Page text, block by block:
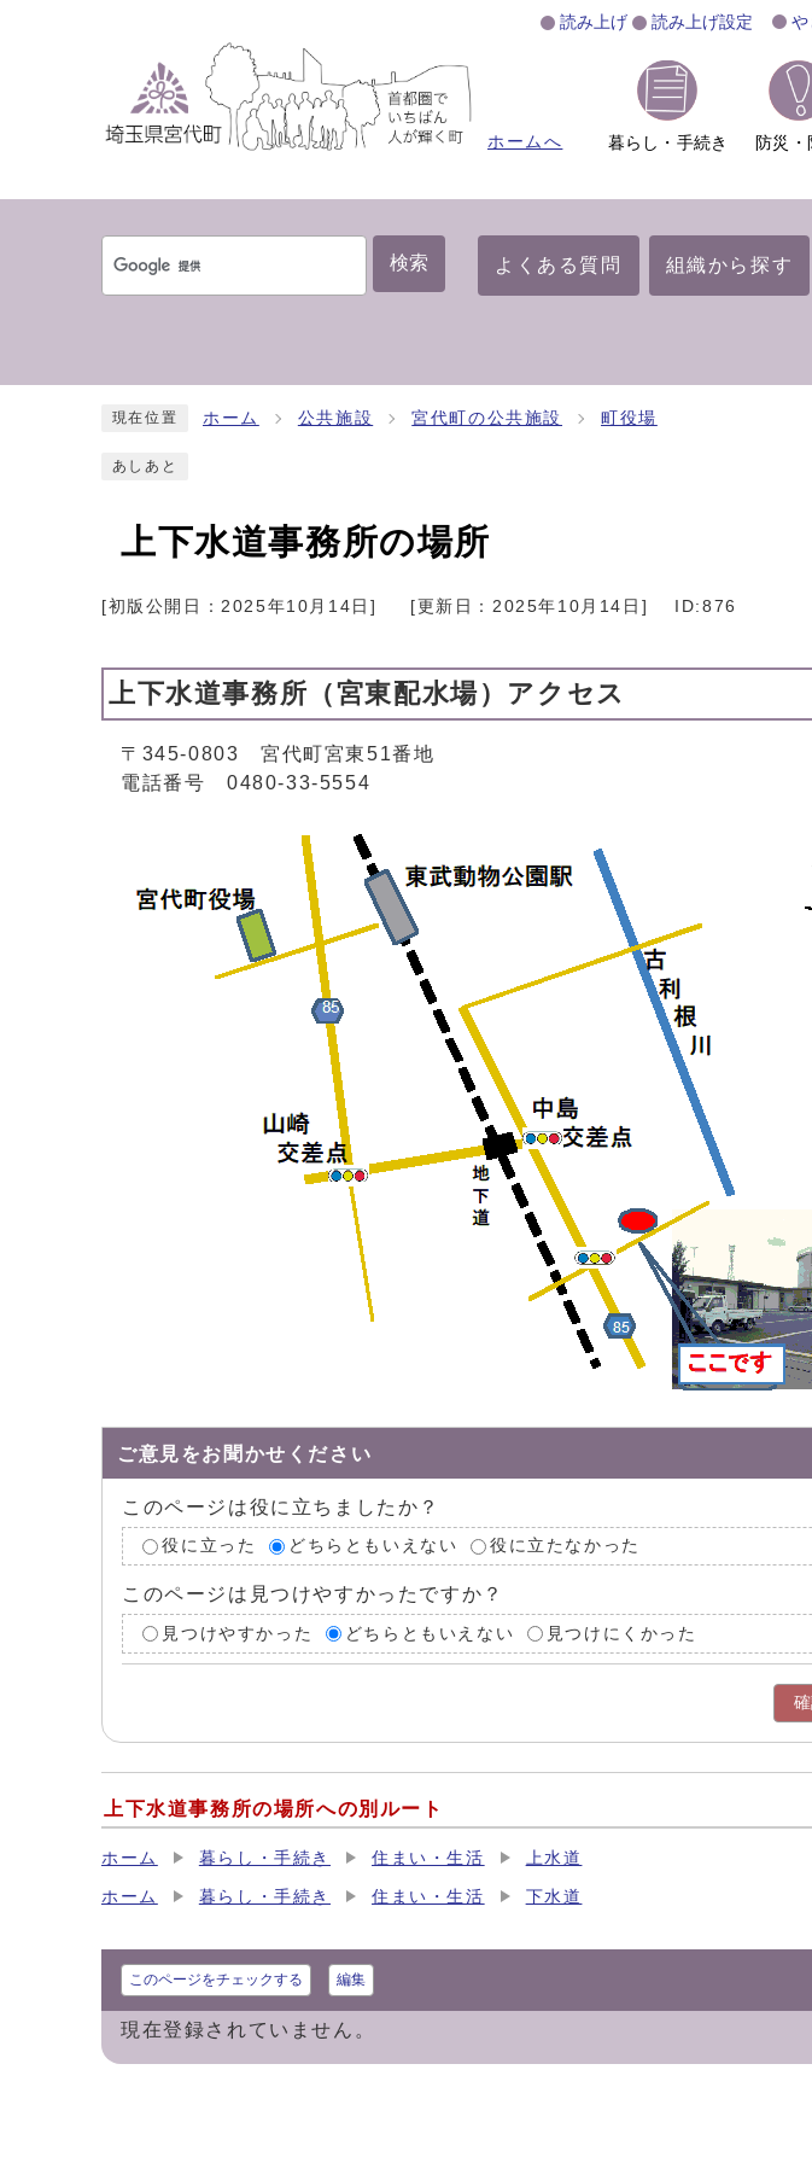
読み上げ 読み上げ設定
ホームへ 暮らし・手続き 防災・
検索 よくある質問 組織から探す
現在位置 ホーム 公共施設 宮代町の公共施設 町役場
あしあと
上下水道事務所の場所
[初版公開日：2025年10月14日 ] [更新日：2025年10月14日 ] ID:876
上下水道事務所（宮東配水場）アクセス
〒345-0803 宮代町宮東51番地
電話番号 0480-33-5554
ご意見をお聞かせください
このページは役に立ちましたか？
役に立った どちらともいえない 役に立たなかった
このページは見つけやすかったですか？
見つけやすかった どちらともいえない 見つけにくかった
上下水道事務所の場所への別ルート
ホーム 暮らし・手続き 住まい・生活 上水道
ホーム 暮らし・手続き 住まい・生活 下水道
このページをチェックする 編集
現在登録されていません。